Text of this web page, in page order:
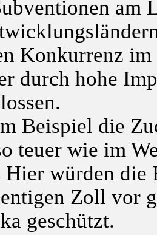
am
Konkurrenz
durch hohe
Beispiel die
teuer wie im
Hier würden die
Zoll vor
geschützt.